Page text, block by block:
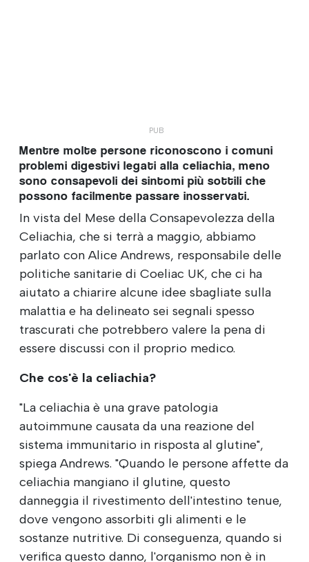
Mentre molte persone riconoscono i comuni
problemi digestivi legati alla celiachia, meno
sono consapevoli dei sintomi più sottili che
possono facilmente passare inosservati.
In vista del Mese della Consapevolezza della
Celiachia, che si terrà a maggio, abbiamo
parlato con Alice Andrews, responsabile delle
politiche sanitarie di Coeliac UK, che ci ha
aiutato a chiarire alcune idee sbagliate sulla
malattia e ha delineato sei segnali spesso
trascurati che potrebbero valere la pena di
essere discussi con il proprio medico.
Che cos'è la celiachia?
"La celiachia è una grave patologia
autoimmune causata da una reazione del
sistema immunitario in risposta al glutine",
spiega Andrews. "Quando le persone affette da
celiachia mangiano il glutine, questo
danneggia il rivestimento dell'intestino tenue,
dove vengono assorbiti gli alimenti e le
sostanze nutritive. Di conseguenza, quando si
verifica questo danno, l'organismo non è in